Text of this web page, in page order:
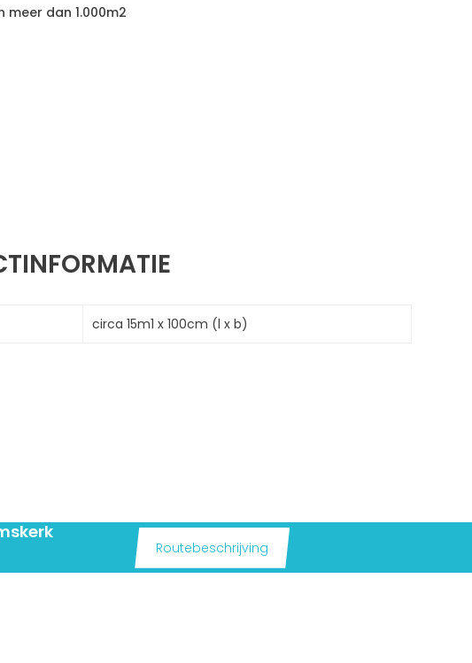
meer dan 1.000m2
circa 15m1 x 100cm (l x b)
Routebeschrijving